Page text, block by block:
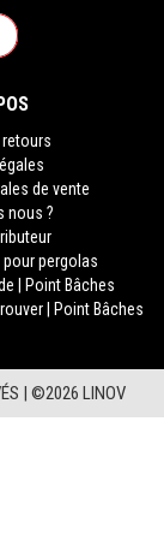
retours
de vente
nous ?
pour pergolas
| Point Bâches
| Point Bâches
| ©2026 LINOV